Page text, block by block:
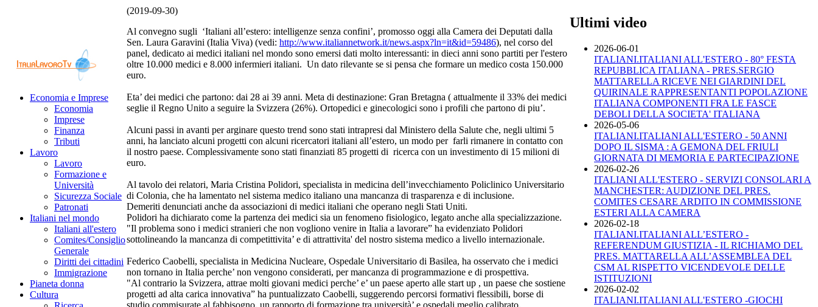
Economia e Imprese
Economia
Imprese
Finanza
Tributi
Lavoro
Lavoro
Formazione e
Università
Sicurezza Sociale
Patronati
Italiani nel mondo
Italiani all'estero
Comites/Consiglio
Generale
Diritti dei cittadini
Immigrazione
Pianeta donna
Cultura
(2019-09-30)
Al convegno sugli ‘Italiani all’estero: intelligenze senza confini’, promosso oggi alla Camera dei Deputati dalla
Sen. Laura Garavini (Italia Viva) (vedi: http://www.italiannetwork.it/news.aspx?ln=it&id=59486), nel corso del
panel, dedicato ai medici italiani nel mondo sono emersi dati molto interessanti: in dieci anni sono partiti per l'estero
oltre 10.000 medici e 8.000 infermieri italiani. Un dato rilevante se si pensa che formare un medico costa 150.000
euro.
Eta’ dei medici che partono: dai 28 ai 39 anni. Meta di destinazione: Gran Bretagna ( attualmente il 33% dei medici
seglie il Regno Unito a seguire la Svizzera (26%). Ortopedici e ginecologici sono i profili che partono di piu’.
Alcuni passi in avanti per arginare questo trend sono stati intrapresi dal Ministero della Salute che, negli ultimi 5
anni, ha lanciato alcuni progetti con alcuni ricercatori italiani all’estero, un modo per farli rimanere in contatto con
il nostro paese. Complessivamente sono stati finanziati 85 progetti di ricerca con un investimento di 15 milioni di
euro.
Al tavolo dei relatori, Maria Cristina Polidori, specialista in medicina dell’invecchiamento Policlinico Universitario
di Colonia, che ha lamentato nel sistema medico italiano una mancanza di trasparenza e di inclusione.
Demeriti denunciati anche da associazioni di medici italiani che operano negli Stati Uniti.
Polidori ha dichiarato come la partenza dei medici sia un fenomeno fisiologico, legato anche alla specializzazione.
"Il problema sono i medici stranieri che non vogliono venire in Italia a lavorare” ha evidenziato Polidori
sottolineando la mancanza di competittivita’ e di attrattivita' del nostro sistema medico a livello internazionale.
Federico Caobelli, specialista in Medicina Nucleare, Ospedale Universitario di Basilea, ha osservato che i medici
non tornano in Italia perche’ non vengono considerati, per mancanza di programmazione e di prospettiva.
"Al contrario la Svizzera, attrae molti giovani medici perche’ e’ un paese aperto alle start up , un paese che sostiene
progetti ad alta carica innovativa” ha puntualizzato Caobelli, suggerendo percorsi formativi flessibili, borse di
studio commisurate al fabbisogno, un rapporto di formazione tra università’ e ospedali meglio calibrato.
Ultimi video
2026-06-01
ITALIANI.ITALIANI ALL'ESTERO - 80° FESTA
REPUBBLICA ITALIANA - PRES.SERGIO
MATTARELLA RICEVE NEI GIARDINI DEL
QUIRINALE RAPPRESENTANTI POPOLAZIONE
ITALIANA COMPONENTI FRA LE FASCE
DEBOLI DELLA SOCIETA' ITALIANA
2026-05-06
ITALIANI.ITALIANI ALL'ESTERO - 50 ANNI
DOPO IL SISMA : A GEMONA DEL FRIULI
GIORNATA DI MEMORIA E PARTECIPAZIONE
2026-02-26
ITALIANI ALL'ESTERO - SERVIZI CONSOLARI A
MANCHESTER: AUDIZIONE DEL PRES.
COMITES CESARE ARDITO IN COMMISSIONE
ESTERI ALLA CAMERA
2026-02-18
ITALIANI.ITALIANI ALL’ESTERO -
REFERENDUM GIUSTIZIA - IL RICHIAMO DEL
PRES. MATTARELLA ALL’ASSEMBLEA DEL
CSM AL RISPETTO VICENDEVOLE DELLE
ISTITUZIONI
2026-02-02
ITALIANI.ITALIANI ALL'ESTERO -GIOCHI